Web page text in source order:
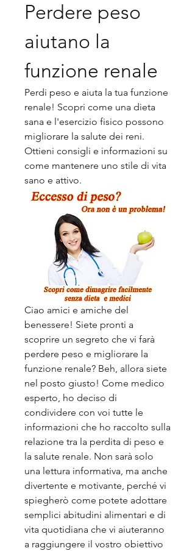
Perdere peso
aiutano la
funzione renale
Perdi peso e aiuta la tua funzione
renale! Scopri come una dieta
sana e l'esercizio fisico possono
migliorare la salute dei reni.
Ottieni consigli e informazioni su
come mantenere uno stile di vita
sano e attivo.
Ciao amici e amiche del
benessere! Siete pronti a
scoprire un segreto che vi farà
perdere peso e migliorare la
funzione renale? Beh, allora siete
nel posto giusto! Come medico
esperto, ho deciso di
condividere con voi tutte le
informazioni che ho raccolto sulla
relazione tra la perdita di peso e
la salute renale. Non sarà solo
una lettura informativa, ma anche
divertente e motivante, perché vi
spiegherò come potete adottare
semplici abitudini alimentari e di
vita quotidiana che vi aiuteranno
a raggiungere il vostro obiettivo